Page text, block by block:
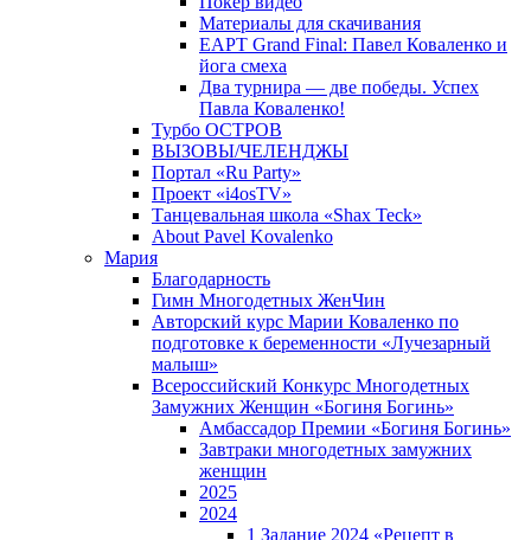
Материалы для скачивания
EAPT Grand Final: Павел Коваленко и
йога смеха
Два турнира — две победы. Успех
Павла Коваленко!
Турбо ОСТРОВ
ВЫЗОВЫ/ЧЕЛЕНДЖЫ
Портал «Ru Party»
Проект «i4osTV»
Танцевальная школа «Shax Teck»
About Pavel Kovalenko
Мария
Благодарность
Гимн Многодетных ЖенЧин
Авторский курс Марии Коваленко по
подготовке к беременности «Лучезарный
малыш»
Всероссийский Конкурс Многодетных
Замужних Женщин «Богиня Богинь»
Амбассадор Премии «Богиня Богинь»
Завтраки многодетных замужних
женщин
2025
2024
1 Задание 2024 «Рецепт в